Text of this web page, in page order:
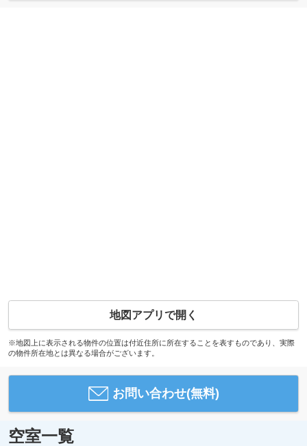
地図アプリで開く
※地図上に表示される物件の位置は付近住所に所在することを表すものであり、実際
の物件所在地とは異なる場合がございます。
お問い合わせ(無料)
空室一覧